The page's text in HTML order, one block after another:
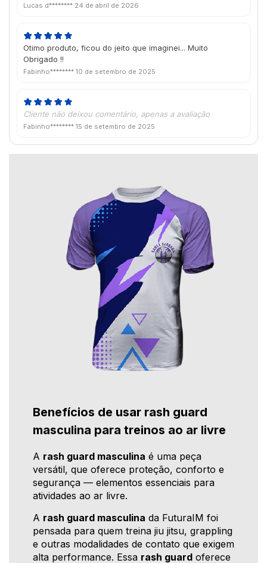
Lucas d******** 24 de abril de 2026
Otimo produto, ficou do jeito que imaginei... Muito
Obrigado !!
Fabinho******** 10 de setembro de 2025
Cliente não deixou comentário, apenas a avaliação
Fabinho******** 15 de setembro de 2025
Benefícios de usar rash guard
masculina para treinos ao ar livre
A rash guard masculina é uma peça
versátil, que oferece proteção, conforto e
segurança — elementos essenciais para
atividades ao ar livre.
A rash guard masculina da FuturaIM foi
pensada para quem treina jiu jitsu, grappling
e outras modalidades de contato que exigem
alta performance. Essa rash guard oferece